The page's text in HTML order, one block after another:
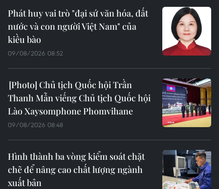
Phát huy vai trò "đại sứ văn hóa, đất
nước và con người Việt Nam" của
kiều bào
09/08/2026 08:52
Chủ tịch Quốc hội Trần
Thanh Mẫn viếng Chủ tịch Quốc hội
Lào Xaysomphone Phomvihane
09/08/2026 08:48
Hình thành ba vòng kiểm soát chặt
chẽ để nâng cao chất lượng ngành
xuất bản